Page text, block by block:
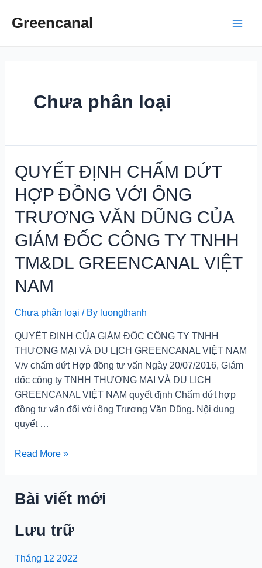
Greencanal
Chưa phân loại
QUYẾT ĐỊNH CHẤM DỨT
HỢP ĐỒNG VỚI ÔNG
TRƯƠNG VĂN DŨNG CỦA
GIÁM ĐỐC CÔNG TY TNHH
TM&DL GREENCANAL VIỆT
NAM
Chưa phân loại / By luongthanh
QUYẾT ĐỊNH CỦA GIÁM ĐỐC CÔNG TY TNHH
THƯƠNG MẠI VÀ DU LỊCH GREENCANAL VIỆT NAM
V/v chấm dứt Hợp đồng tư vấn Ngày 20/07/2016, Giám
đốc công ty TNHH THƯƠNG MẠI VÀ DU LỊCH
GREENCANAL VIỆT NAM quyết định Chấm dứt hợp
đồng tư vấn đối với ông Trương Văn Dũng. Nội dung
quyết …
QUYẾT
DỨT
ĐỒNG
ÔNG
Read More »
Bài viết mới
Lưu trữ
Tháng 12 2022